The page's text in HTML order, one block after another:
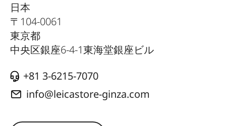
日本
〒 104-0061
東京都
中央区銀座6-4-1東海堂銀座ビル
+81 3-6215-7070
info@leicastore-ginza.com